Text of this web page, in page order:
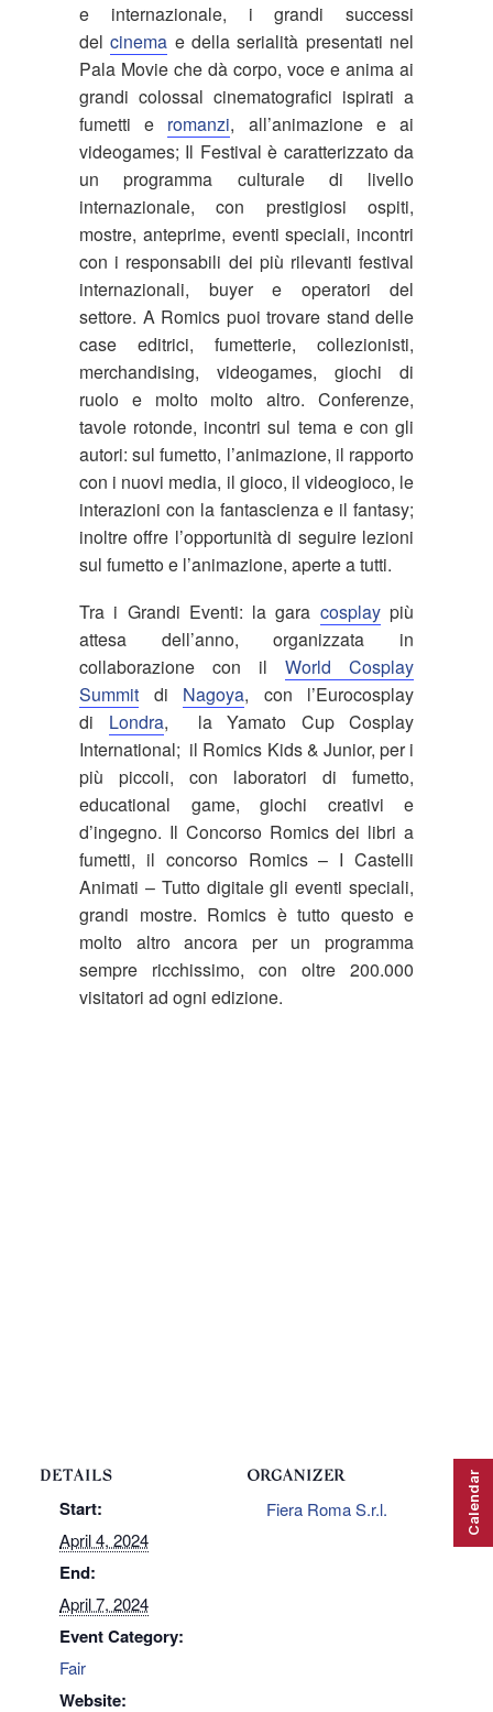
e internazionale, i grandi successi
delcinema e della serialità presentati nel
Pala Movie che dà corpo, voce e anima ai
grandi colossal cinematografici ispirati a
fumetti e romanzi, all’animazione e ai
videogames; Il Festival è caratterizzato da
un programma culturale di livello
internazionale, con prestigiosi ospiti,
mostre, anteprime, eventi speciali, incontri
con i responsabili dei più rilevanti festival
internazionali, buyer e operatori del
settore. A Romics puoi trovare stand delle
case editrici, fumetterie, collezionisti,
merchandising, videogames, giochi di
ruolo e molto molto altro. Conferenze,
tavole rotonde, incontri sul tema e con gli
autori: sul fumetto, l’animazione, il rapporto
con i nuovi media, il gioco, il videogioco, le
interazioni con la fantascienza e il fantasy;
inoltre offre l’opportunità di seguire lezioni
sul fumetto e l’animazione, aperte a tutti.
Tra i Grandi Eventi: la gara cosplaypiù
attesa dell’anno, organizzata in
collaborazione con il World Cosplay
Summit di Nagoya, con l’Eurocosplay
di Londra, la Yamato Cup Cosplay
International; il Romics Kids & Junior, per i
più piccoli, con laboratori di fumetto,
educational game, giochi creativi e
d’ingegno. Il Concorso Romics dei libri a
fumetti, il concorso Romics – I Castelli
Animati – Tutto digitale gli eventi speciali,
grandi mostre. Romics è tutto questo e
molto altro ancora per un programma
sempre ricchissimo, con oltre 200.000
visitatori ad ogni edizione.
DETAILS
Start:
April 4, 2024
End:
April 7, 2024
Event Category:
Fair
Website:
ORGANIZER
Fiera Roma S.r.l. Calendar